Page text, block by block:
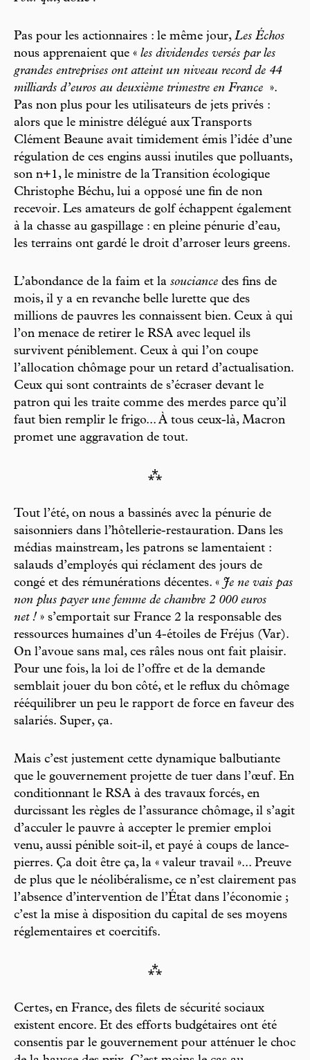
Pas pour les actionnaires : le même jour, Les Échos
nous apprenaient que « les dividendes versés par les
grandes entreprises ont atteint un niveau record de 44
milliards d’euros au deuxième trimestre en France ».
Pas non plus pour les utilisateurs de jets privés :
alors que le ministre délégué aux Transports
Clément Beaune avait timidement émis l’idée d’une
régulation de ces engins aussi inutiles que polluants,
son n+1, le ministre de la Transition écologique
Christophe Béchu, lui a opposé une fin de non
recevoir. Les amateurs de golf échappent également
à la chasse au gaspillage : en pleine pénurie d’eau,
les terrains ont gardé le droit d’arroser leurs greens.
L’abondance de la faim et la souciance des fins de
mois, il y a en revanche belle lurette que des
millions de pauvres les connaissent bien. Ceux à qui
l’on menace de retirer le RSA avec lequel ils
survivent péniblement. Ceux à qui l’on coupe
l’allocation chômage pour un retard d’actualisation.
Ceux qui sont contraints de s’écraser devant le
patron qui les traite comme des merdes parce qu’il
faut bien remplir le frigo... À tous ceux-là, Macron
promet une aggravation de tout.
⁂
Tout l’été, on nous a bassinés avec la pénurie de
saisonniers dans l’hôtellerie-restauration. Dans les
médias mainstream, les patrons se lamentaient :
salauds d’employés qui réclament des jours de
congé et des rémunérations décentes. « Je ne vais pas
non plus payer une femme de chambre 2 000 euros
net ! » s’emportait sur France 2 la responsable des
ressources humaines d’un 4-étoiles de Fréjus (Var).
On l’avoue sans mal, ces râles nous ont fait plaisir.
Pour une fois, la loi de l’offre et de la demande
semblait jouer du bon côté, et le reflux du chômage
rééquilibrer un peu le rapport de force en faveur des
salariés. Super, ça.
Mais c’est justement cette dynamique balbutiante
que le gouvernement projette de tuer dans l’œuf. En
conditionnant le RSA à des travaux forcés, en
durcissant les règles de l’assurance chômage, il s’agit
d’acculer le pauvre à accepter le premier emploi
venu, aussi pénible soit-il, et payé à coups de lance-
pierres. Ça doit être ça, la « valeur travail »... Preuve
de plus que le néolibéralisme, ce n’est clairement pas
l’absence d’intervention de l’État dans l’économie ;
c’est la mise à disposition du capital de ses moyens
réglementaires et coercitifs.
⁂
Certes, en France, des filets de sécurité sociaux
existent encore. Et des efforts budgétaires ont été
consentis par le gouvernement pour atténuer le choc